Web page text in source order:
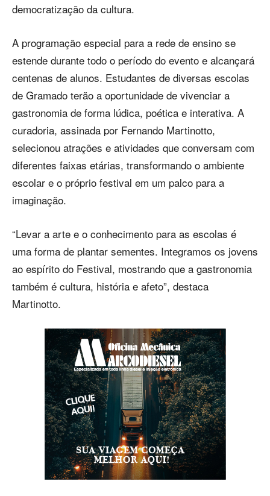
democratização da cultura.
A programação especial para a rede de ensino se
estende durante todo o período do evento e alcançará
centenas de alunos. Estudantes de diversas escolas
de Gramado terão a oportunidade de vivenciar a
gastronomia de forma lúdica, poética e interativa. A
curadoria, assinada por Fernando Martinotto,
selecionou atrações e atividades que conversam com
diferentes faixas etárias, transformando o ambiente
escolar e o próprio festival em um palco para a
imaginação.
“Levar a arte e o conhecimento para as escolas é
uma forma de plantar sementes. Integramos os jovens
ao espírito do Festival, mostrando que a gastronomia
também é cultura, história e afeto”, destaca
Martinotto.